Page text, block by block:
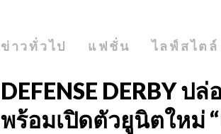
ข่าวทั่วไป แฟชั่น ไลฟ์สไตล์
DEFENSE DERBY ป
พร้อมเปิดตัวยูนิตใหม่